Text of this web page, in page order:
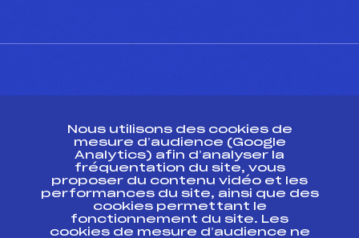
ESPACE PRESSE
Ressources
Pass’Neige
Projet sportif fédéral
Projet de performance fédéral
Nous utilisons des cookies de
mesure d’audience (Google
Analytics) afin d’analyser la
fréquentation du site, vous
proposer du contenu vidéo et les
performances du site, ainsi que des
cookies permettant le
fonctionnement du site. Les
cookies de mesure d’audience ne